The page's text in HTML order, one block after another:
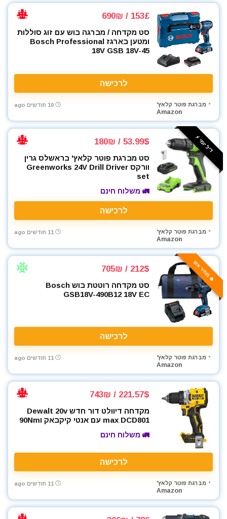
153£ / 690₪
סט מקדחה / מברגה בוש עם זוג סוללות
ומטען בארגז Bosch Professional
18V GSB 18V-45
לרכישה
מברגת פוטר קלאץ'
Amazon
10 חודשים ago
דיל יומי ⚡️ 53.99$ / 180₪
סט מברגת פוטר קלאץ' בראשלס גרין
וורקס Greenworks 24V Drill Driver
set
🚛 משלוח חינם
לרכישה
מברגת פוטר קלאץ'
Amazon
11 חודשים ago
🔥 מחיר אש 212$ / 705₪
סט מקדחה רוטטת בוש Bosch
GSB18V-490B12 18V EC
לרכישה
מברגת פוטר קלאץ'
Amazon
11 חודשים ago
221.57$ / 743₪
מקדחה דיוולט דור חדש Dewalt 20v
max DCD801 עם אנטי קיקבאק ו90Nm
🚛 משלוח חינם
לרכישה
מברגת פוטר קלאץ'
Amazon
11 חודשים ago